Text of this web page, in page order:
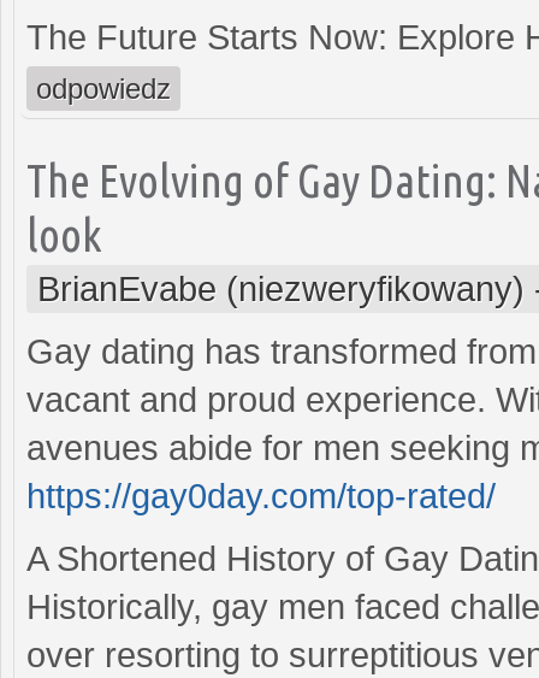
The Future Starts Now: Explore
odpowiedz
The Evolving of Gay Dating:
look
BrianEvabe (niezweryfikowany)
Gay dating has transformed
vacant and proud experience.
avenues abide for men seeking
https://gay0day.com/top-rated/
A Shortened History of Gay
Historically, gay men faced
over resorting to surreptitious